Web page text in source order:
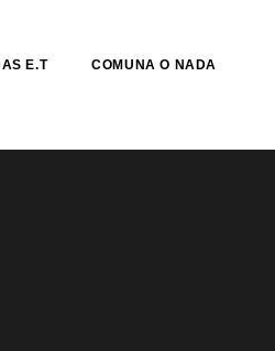
E.T COMUNA O NADA